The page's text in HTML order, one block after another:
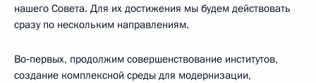
нашего Совета. Для их достижения мы будем действовать
сразу по нескольким направлениям.
Во‑первых, продолжим совершенствование институтов,
создание комплексной среды для модернизации,